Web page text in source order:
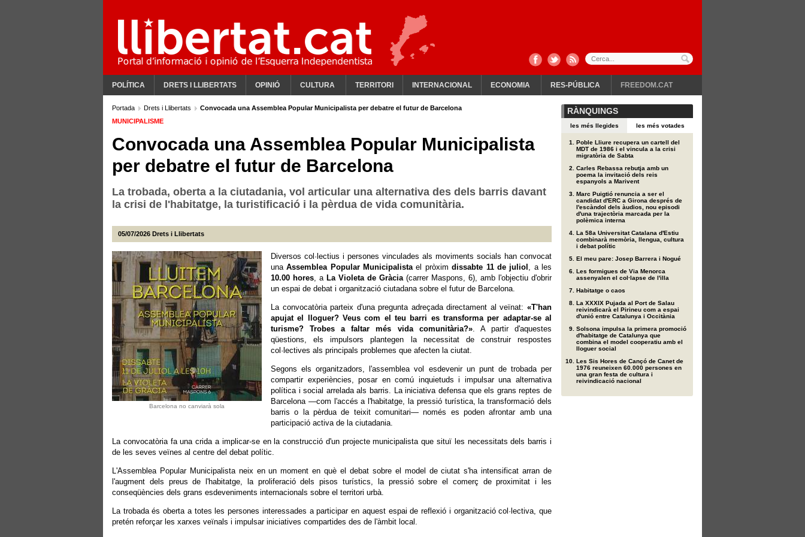
POLÍTICA DRETS I LLIBERTATS OPINIÓ CULTURA TERRITORI INTERNACIONAL ECONOMIA RES-PÚBLICA FREEDOM.CAT
Portada Drets i Llibertats
Convocada una Assemblea Popular Municipalista per debatre el futur de Barcelona
MUNICIPALISME
Convocada una Assemblea Popular Municipalista
per debatre el futur de Barcelona
La trobada, oberta a la ciutadania, vol articular una alternativa des dels barris davant
la crisi de l'habitatge, la turistificació i la pèrdua de vida comunitària.
05/07/2026 Drets i Llibertats
Barcelona no canviarà sola
Diversos col·lectius i persones vinculades als moviments socials han convocat
unaAssemblea Popular Municipalistael pròximdissabte 11 de juliol , a les
10.00 hores, a La Violeta de Gràcia(carrer Maspons, 6), amb l'objectiu d'obrir
un espai de debat i organització ciutadana sobre el futur de Barcelona.
La convocatòria parteix d'una pregunta adreçada directament al veïnat: «T'han
apujat el lloguer? Veus com el teu barri es transforma per adaptar-se al
turisme? Trobes a faltar més vida comunitària?». A partir d'aquestes
qüestions, els impulsors plantegen la necessitat de construir respostes
col·lectives als principals problemes que afecten la ciutat.
Segons els organitzadors, l'assemblea vol esdevenir un punt de trobada per
compartir experiències, posar en comú inquietuds i impulsar una alternativa
política i social arrelada als barris. La iniciativa defensa que els grans reptes de
Barcelona —com l'accés a l'habitatge, la pressió turística, la transformació dels
barris o la pèrdua de teixit comunitari— només es poden afrontar amb una
participació activa de la ciutadania.
La convocatòria fa una crida a implicar-se en la construcció d'un projecte municipalista que situï les necessitats dels barris i
de les seves veïnes al centre del debat polític.
L'Assemblea Popular Municipalista neix en un moment en què el debat sobre el model de ciutat s'ha intensificat arran de
l'augment dels preus de l'habitatge, la proliferació dels pisos turístics, la pressió sobre el comerç de proximitat i les
conseqüències dels grans esdeveniments internacionals sobre el territori urbà.
La trobada és oberta a totes les persones interessades a participar en aquest espai de reflexió i organització col·lectiva, que
pretén reforçar les xarxes veïnals i impulsar iniciatives compartides des de l'àmbit local.
RÀNQUINGS
les més llegides les més votades
Poble Lliure recupera un cartell del
MDT de 1986 i el vincula a la crisi
migratòria de Sabta
Carles Rebassa rebutja amb un
poema la invitació dels reis
espanyols a Marivent
Marc Puigtió renuncia a ser el
candidat d'ERC a Girona després de
l'escàndol dels àudios, nou episodi
d'una trajectòria marcada per la
polèmica interna
La 58a Universitat Catalana d'Estiu
combinarà memòria, llengua, cultura
i debat polític
El meu pare: Josep Barrera i Nogué
Les formigues de Via Menorca
assenyalen el col·lapse de l'illa
Habitatge o caos
La XXXIX Pujada al Port de Salau
reivindicarà el Pirineu com a espai
d'unió entre Catalunya i Occitània
Solsona impulsa la primera promoció
d'habitatge de Catalunya que
combina el model cooperatiu amb el
lloguer social
Les Sis Hores de Cançó de Canet de
1976 reuneixen 60.000 persones en
una gran festa de cultura i
reivindicació nacional